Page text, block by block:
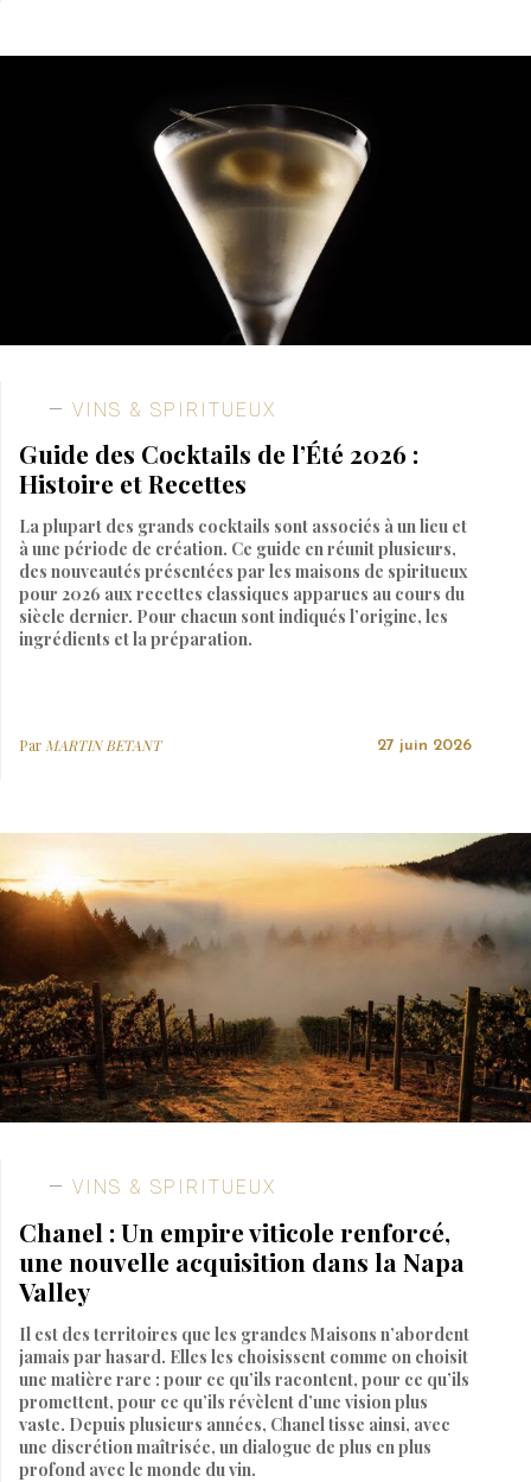
VINS & SPIRITUEUX
Guide des Cocktails de l’Été 2026 :
Histoire et Recettes
La plupart des grands cocktails sont associés à un lieu et
à une période de création. Ce guide en réunit plusieurs,
des nouveautés présentées par les maisons de spiritueux
pour 2026 aux recettes classiques apparues au cours du
siècle dernier. Pour chacun sont indiqués l’origine, les
ingrédients et la préparation.
Par MARTIN BETANT 27 juin 2026
VINS & SPIRITUEUX
Chanel : Un empire viticole renforcé,
une nouvelle acquisition dans la Napa
Valley
Il est des territoires que les grandes Maisons n’abordent
jamais par hasard. Elles les choisissent comme on choisit
une matière rare : pour ce qu’ils racontent, pour ce qu’ils
promettent, pour ce qu’ils révèlent d’une vision plus
vaste. Depuis plusieurs années, Chanel tisse ainsi, avec
une discrétion maîtrisée, un dialogue de plus en plus
profond avec le monde du vin.